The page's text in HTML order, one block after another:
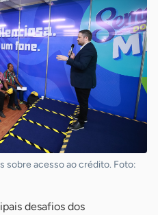
sobre acesso ao crédito. Foto:
desafios dos